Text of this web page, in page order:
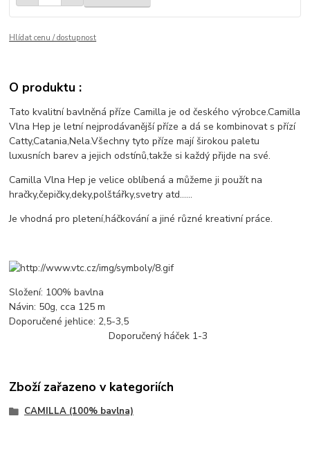
Hlídat cenu / dostupnost
O produktu :
Tato kvalitní bavlněná příze Camilla je od českého výrobce.Camilla
Vlna Hep je letní nejprodávanější příze a dá se kombinovat s přízí
Catty,Catania,Nela.Všechny tyto příze mají širokou paletu
luxusních barev a jejich odstínů,takže si každý přijde na své.
Camilla Vlna Hep je velice oblíbená a můžeme ji použít na
hračky,čepičky,deky,polštářky,svetry atd......
Je vhodná pro pletení,háčkování a jiné různé kreativní práce.
Složení: 100% bavlna
Návin: 50g, cca 125 m
Doporučené jehlice: 2,5-3,5
Doporučený háček 1-3
Zboží zařazeno v kategoriích
CAMILLA (100% bavlna)